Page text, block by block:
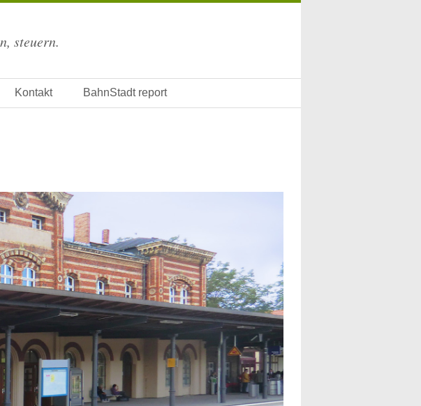
steuern.
Kontakt BahnStadt report